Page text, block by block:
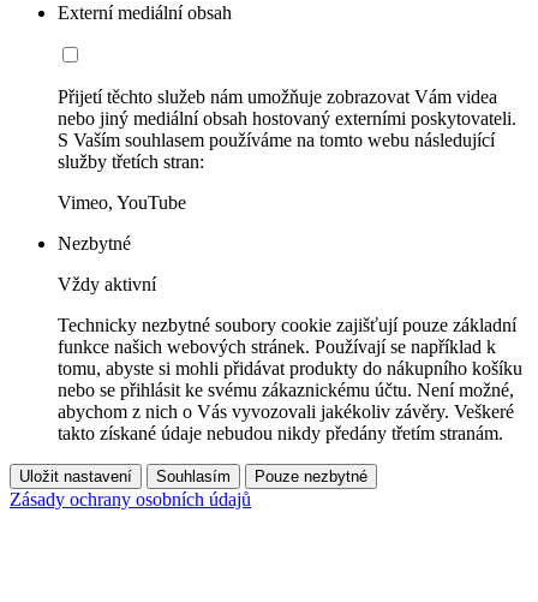
Externí mediální obsah
Přijetí těchto služeb nám umožňuje zobrazovat Vám videa
nebo jiný mediální obsah hostovaný externími poskytovateli.
S Vaším souhlasem používáme na tomto webu následující
služby třetích stran:
Vimeo, YouTube
Nezbytné
Vždy aktivní
Technicky nezbytné soubory cookie zajišťují pouze základní
funkce našich webových stránek. Používají se například k
tomu, abyste si mohli přidávat produkty do nákupního košíku
nebo se přihlásit ke svému zákaznickému účtu. Není možné,
abychom z nich o Vás vyvozovali jakékoliv závěry. Veškeré
takto získané údaje nebudou nikdy předány třetím stranám.
Uložit nastavení Souhlasím Pouze nezbytné
Zásady ochrany osobních údajů